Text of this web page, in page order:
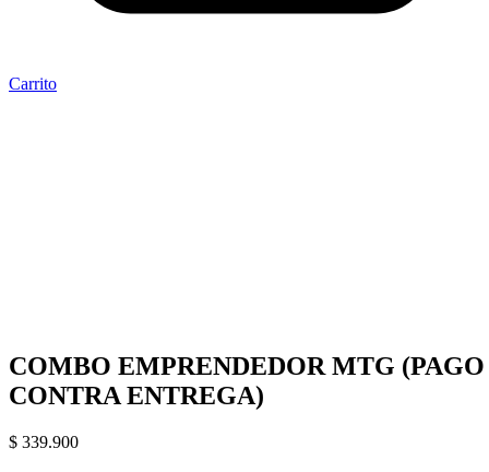
Carrito
COMBO EMPRENDEDOR MTG (PAGO
CONTRA ENTREGA)
$ 339.900